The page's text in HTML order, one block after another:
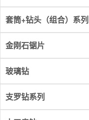
套筒+钻头（组合）系列
金刚石锯片
玻璃钻
支罗钻系列